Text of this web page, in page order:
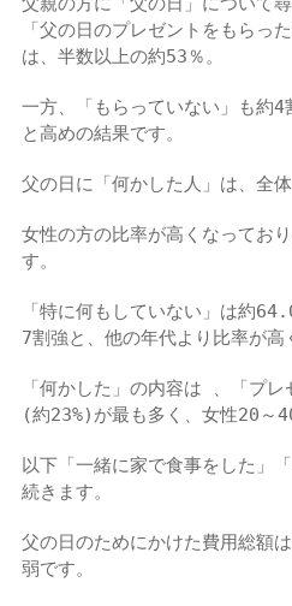
「父の日のプレゼントをもらっ
は、半数以上の約53％。
一方、「もらっていない」も約4
と高めの結果です。
父の日に「何かした人」は、全体
女性の方の比率が高くなってお
す。
「特に何もしていない」は約
7割強と、他の年代より比率が高
「何かした」の内容は 、「プレ
(約23%)が最も多く、女性20～
以下「一緒に家で食事をした」
続きます。
父の日のためにかけた費用総額
弱です。